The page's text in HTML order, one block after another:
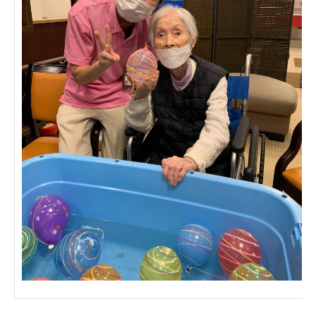
OKP with Life クリニック
こうのすナーシングホーム共生園
あげお共生の家
医療法人 京都翔医会
西京都病院
西京都クリニック
洛桂の郷
桂寿の郷
訪問看護ステーション秋桜
上桂の郷
ファミリエール吉祥院
教育（共に生きる仲間達）
学校法人明星学園 関東福祉専門学校
国際医療専門学校 浦和学院高等学校